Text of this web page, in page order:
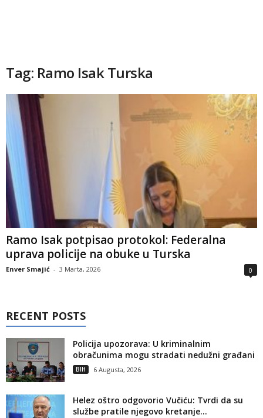
Tag: Ramo Isak Turska
Ramo Isak potpisao protokol: Federalna
uprava policije na obuke u Turska
Enver Smajić - 3 Marta, 2026 0
RECENT POSTS
Policija upozorava: U kriminalnim
obračunima mogu stradati nedužni građani
BIH 6 Augusta, 2026
Helez oštro odgovorio Vučiću: Tvrdi da su
službe pratile njegovo kretanje...